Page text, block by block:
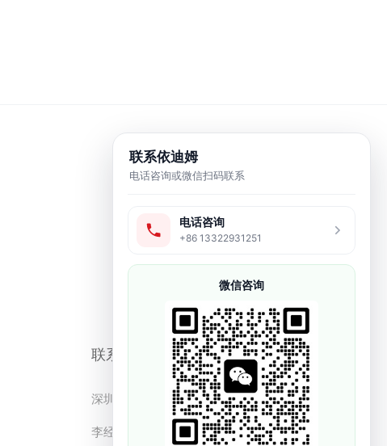
联系方式
深圳市依迪姆智能科技有限公司
李经理：19128329562
联系依迪姆
电话咨询或微信扫码联系
电话咨询
+86 13322931251
微信咨询